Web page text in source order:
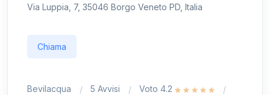
Via Luppia, 7, 35046 Borgo Veneto PD, Italia
Chiama
Bevilacqua 5 Avvisi
Voto 4.2